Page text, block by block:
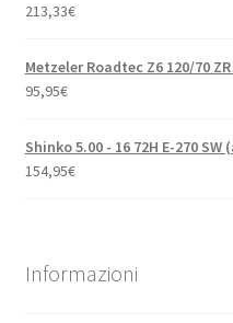
213,33€
Metzeler Roadtec Z6 120/70
95,95€
Shinko 5.00 - 16 72H E-270
154,95€
Informazioni